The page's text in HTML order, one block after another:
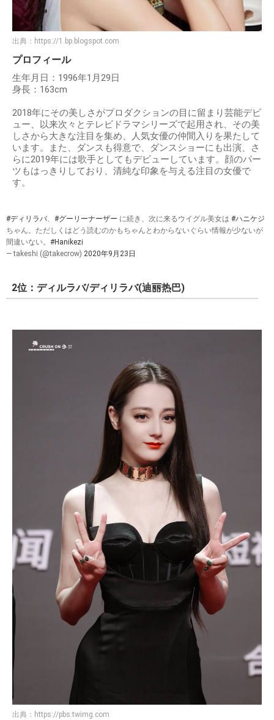
出典： https://1.bp.blogspot.com
プロフィール
生年月日：1996年1月29日
身長：163cm
2018年にその美しさがプロダクションの目に留まり芸能デビ
ュー、以来次々とテレビドラマシリーズで起用され、その美
しさから大きな注目を集め、人気女優の仲間入りを果たして
います。また、ダンスも得意で、ダンスショーにも出演、さ
らに2019年には歌手としてもデビューしています。顔のパー
ツもはっきりしており、清純な印象を与える注目の女優で
す。
#ディリラバ、 #グーリーナーザー に続き、次に来るウイグル美女は #ハニケジ
ちゃん。ただしくはどう読むのかもちゃんとわからないぐらい情報が少ないが
間違いない。 #Hanikezi
— takeshi (@takecrow) 2020年9月23日
2位：ディルラバ/ディリラバ(迪丽热巴)
出典： https://pbs.twimg.com